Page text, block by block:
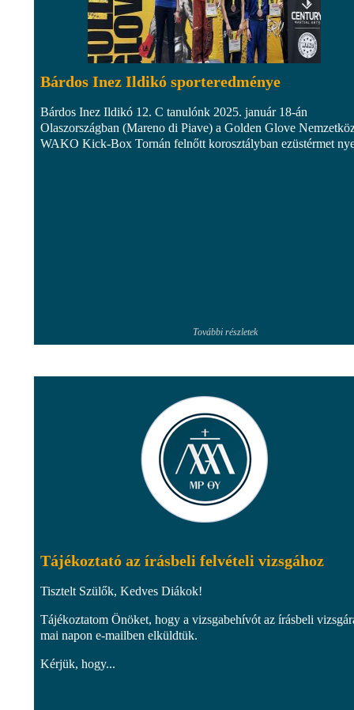
Bárdos Inez Ildikó sporteredménye
Bárdos Inez Ildikó 12. C tanulónk 2025. január 18-án
Olaszországban (Mareno di Piave) a Golden Glove
WAKO Kick-Box Tornán felnőtt korosztályban ezüstérmet
További részletek
Tájékoztató az írásbeli felvételi vizsgához
Tisztelt Szülők, Kedves Diákok!
Tájékoztatom Önöket, hogy a vizsgabehívót az írásbeli
mai napon e-mailben elküldtük.
Kérjük, hogy...